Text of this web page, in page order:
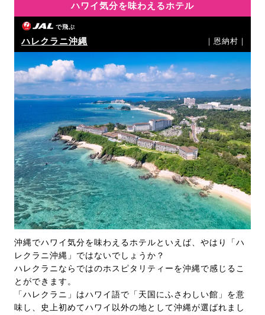
ハワイ気分を味わえるホテル
で飛ぶ
ハレクラニ沖縄 ｜恩納村｜
沖縄でハワイ気分を味わえるホテルといえば、やはり「ハ
レクラニ沖縄」ではないでしょうか？
ハレクラニならではのホスピタリティーを沖縄で感じるこ
とができます。
「ハレクラニ」はハワイ語で「天国にふさわしい館」を意
味し、史上初めてハワイ以外の地として沖縄が選ばれまし